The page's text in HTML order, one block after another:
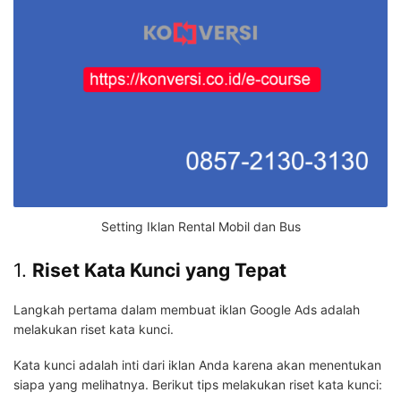
Setting Iklan Rental Mobil dan Bus
1. Riset Kata Kunci yang Tepat
Langkah pertama dalam membuat iklan Google Ads adalah
melakukan riset kata kunci.
Kata kunci adalah inti dari iklan Anda karena akan menentukan
siapa yang melihatnya. Berikut tips melakukan riset kata kunci: